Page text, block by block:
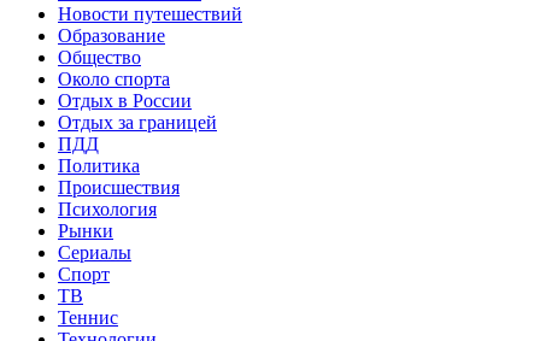
Новости путешествий
Образование
Общество
Около спорта
Отдых в России
Отдых за границей
ПДД
Политика
Происшествия
Психология
Рынки
Сериалы
Спорт
ТВ
Теннис